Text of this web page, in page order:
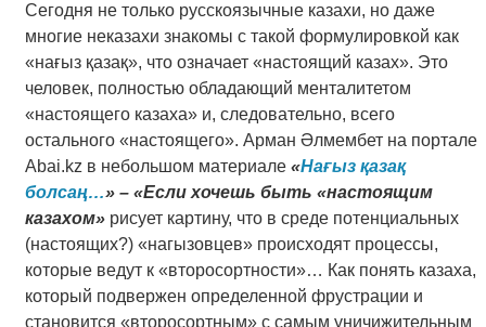
Сегодня не только русскоязычные казахи, но даже
многие неказахи знакомы с такой формулировкой как
«нағыз қазақ», что означает «настоящий казах». Это
человек, полностью обладающий менталитетом
«настоящего казаха» и, следовательно, всего
остального «настоящего». Арман Әлмембет на портале
Abai.kz в небольшом материале «Нағыз қазақ
болсаң…» – «Если хочешь быть «настоящим
казахом»рисует картину, что в среде потенциальных
(настоящих?) «нагызовцев» происходят процессы,
которые ведут к «второсортности»… Как понять казаха,
который подвержен определенной фрустрации и
становится «второсортным» с самым уничижительным